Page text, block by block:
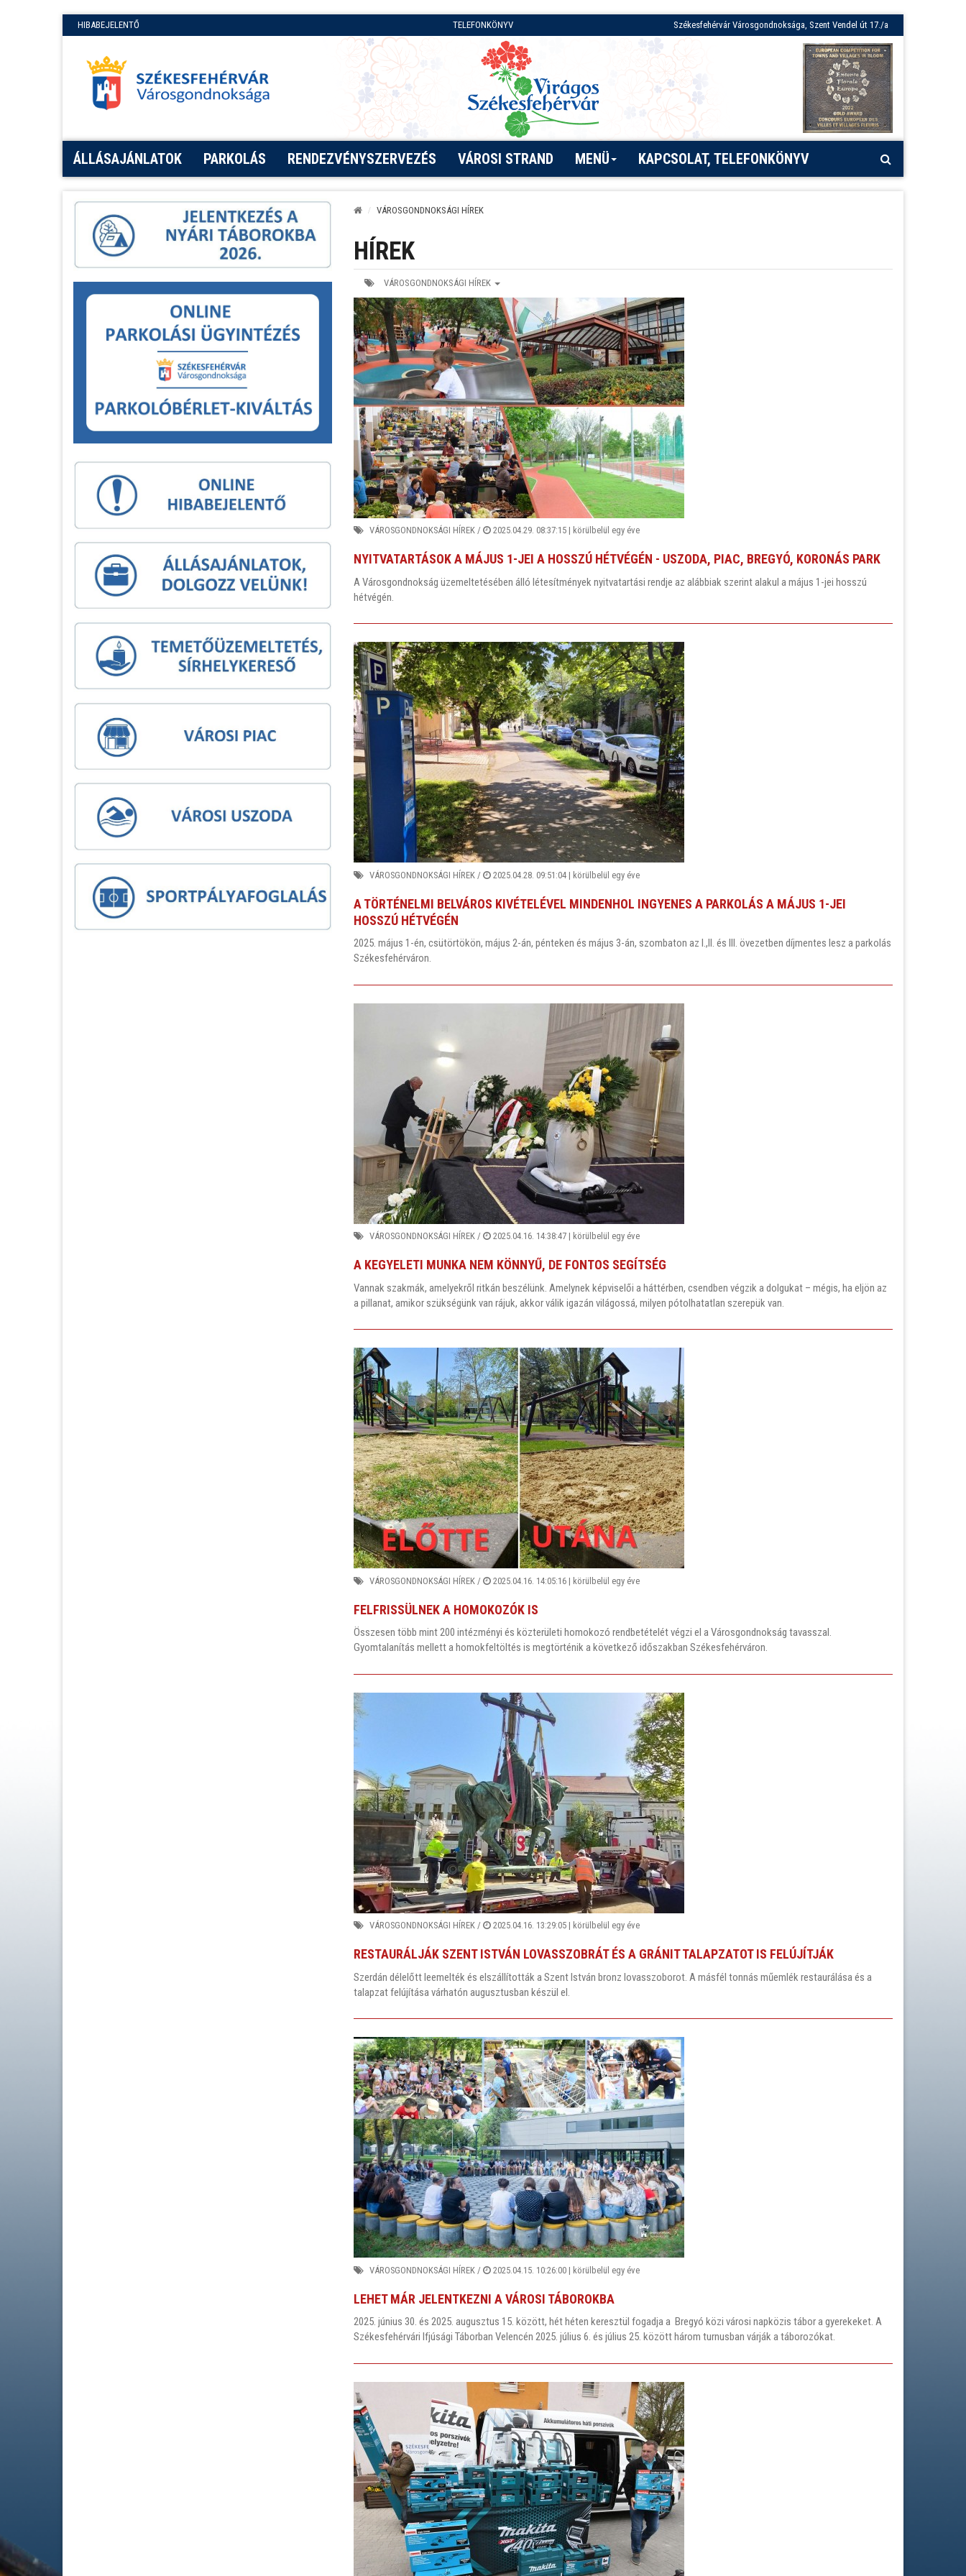
HIBABEJELENTŐ TELEFONKÖNYV Székesfehérvár Városgondnoksága, Szent Vendel út 17./a
ÁLLÁSAJÁNLATOK PARKOLÁS RENDEZVÉNYSZERVEZÉS VÁROSI STRAND MENÜ KAPCSOLAT, TELEFONKÖNYV
VÁROSGONDNOKSÁGI HÍREK
HÍREK
VÁROSGONDNOKSÁGI HÍREK
VÁROSGONDNOKSÁGI HÍREK / 2025.04.29. 08:37:15 | körülbelül egy éve
NYITVATARTÁSOK A MÁJUS 1-JEI A HOSSZÚ HÉTVÉGÉN - USZODA, PIAC, BREGYÓ, KORONÁS PARK
A Városgondnokság üzemeltetésében álló létesítmények nyitvatartási rendje az alábbiak szerint alakul a május 1-jei hosszú
hétvégén.
VÁROSGONDNOKSÁGI HÍREK / 2025.04.28. 09:51:04 | körülbelül egy éve
A TÖRTÉNELMI BELVÁROS KIVÉTELÉVEL MINDENHOL INGYENES A PARKOLÁS A MÁJUS 1-JEI
HOSSZÚ HÉTVÉGÉN
2025. május 1-én, csütörtökön, május 2-án, pénteken és május 3-án, szombaton az I.,II. és III. övezetben díjmentes lesz a parkolás
Székesfehérváron.
VÁROSGONDNOKSÁGI HÍREK / 2025.04.16. 14:38:47 | körülbelül egy éve
A KEGYELETI MUNKA NEM KÖNNYŰ, DE FONTOS SEGÍTSÉG
Vannak szakmák, amelyekről ritkán beszélünk. Amelynek képviselői a háttérben, csendben végzik a dolgukat – mégis, ha eljön az
a pillanat, amikor szükségünk van rájuk, akkor válik igazán világossá, milyen pótolhatatlan szerepük van.
VÁROSGONDNOKSÁGI HÍREK / 2025.04.16. 14:05:16 | körülbelül egy éve
FELFRISSÜLNEK A HOMOKOZÓK IS
Összesen több mint 200 intézményi és közterületi homokozó rendbetételét végzi el a Városgondnokság tavasszal.
Gyomtalanítás mellett a homokfeltöltés is megtörténik a következő időszakban Székesfehérváron.
VÁROSGONDNOKSÁGI HÍREK / 2025.04.16. 13:29:05 | körülbelül egy éve
RESTAURÁLJÁK SZENT ISTVÁN LOVASSZOBRÁT ÉS A GRÁNIT TALAPZATOT IS FELÚJÍTJÁK
Szerdán délelőtt leemelték és elszállították a Szent István bronz lovasszoborot. A másfél tonnás műemlék restaurálása és a
talapzat felújítása várhatón augusztusban készül el.
VÁROSGONDNOKSÁGI HÍREK / 2025.04.15. 10:26:00 | körülbelül egy éve
LEHET MÁR JELENTKEZNI A VÁROSI TÁBOROKBA
2025. június 30. és 2025. augusztus 15. között, hét héten keresztül fogadja a Bregyó közi városi napközis tábor a gyerekeket. A
Székesfehérvári Ifjúsági Táborban Velencén 2025. július 6. és július 25. között három turnusban várják a táborozókat.